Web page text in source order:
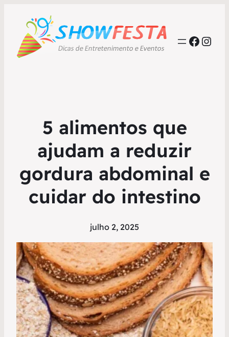
5 alimentos que
ajudam a reduzir
gordura abdominal e
cuidar do intestino
julho 2, 2025